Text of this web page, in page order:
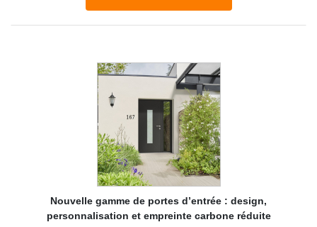
Nouvelle gamme de portes d’entrée : design,
personnalisation et empreinte carbone réduite